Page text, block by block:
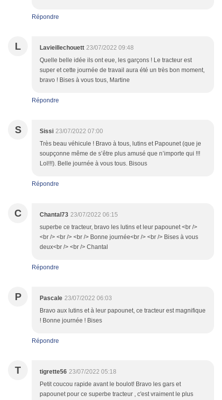
Répondre
L Lavieillechouett 23/07/2022 09:48
Quelle belle idée ils ont eue, les garçons ! Le tracteur est
super et cette journée de travail aura été un très bon moment,
bravo ! Bises à vous tous, Martine
Répondre
S Sissi 23/07/2022 07:00
Très beau véhicule ! Bravo à tous, lutins et Papounet (que je
soupçonne même de s’être plus amusé que n’importe qui !!!
Lol!!!). Belle journée à vous tous. Bisous
Répondre
C Chantal73 23/07/2022 06:15
superbe ce tracteur, bravo les lutins et leur papounet <br />
<br /> <br /> <br /> Bonne journée<br /> <br /> Bises à vous
deux<br /> <br /> Chantal
Répondre
P Pascale 23/07/2022 06:03
Bravo aux lutins et à leur papounet, ce tracteur est magnifique
! Bonne journée ! Bises
Répondre
T tigrette56 23/07/2022 05:18
Petit coucou rapide avant le boulot! Bravo les gars et
papounet pour ce superbe tracteur , c'est vraiment le plus